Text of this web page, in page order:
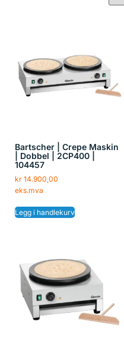
Bartscher | Crepe Maskin
| Dobbel | 2CP400 |
104457
kr 14.900,00
eks.mva
Legg i handlekurv